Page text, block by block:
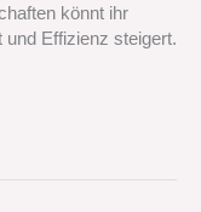
könnt ihr
Effizienz steigert.